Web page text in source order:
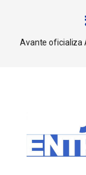
Avante oficializa